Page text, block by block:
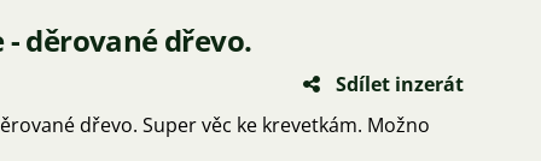
děrované dřevo.
Sdílet inzerát
dřevo. Super věc ke krevetkám. Možno